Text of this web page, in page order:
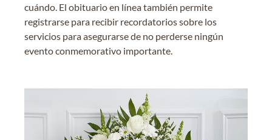
cuándo. El obituario en línea también permite
registrarse para recibir recordatorios sobre los
servicios para asegurarse de no perderse ningún
evento conmemorativo importante.